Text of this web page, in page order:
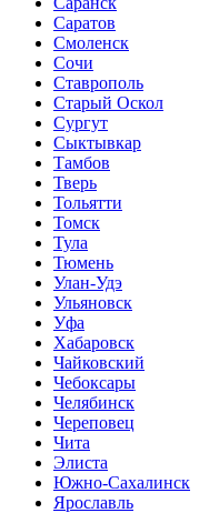
Саратов
Смоленск
Сочи
Ставрополь
Старый Оскол
Сургут
Сыктывкар
Тамбов
Тверь
Тольятти
Томск
Тула
Тюмень
Улан-Удэ
Ульяновск
Уфа
Хабаровск
Чайковский
Чебоксары
Челябинск
Череповец
Чита
Элиста
Южно-Сахалинск
Ярославль